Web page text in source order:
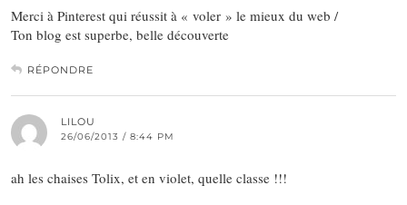
Merci à Pinterest qui réussit à « voler » le mieux du web /
Ton blog est superbe, belle découverte
RÉPONDRE
LILOU
26/06/2013 / 8:44 PM
ah les chaises Tolix, et en violet, quelle classe !!!